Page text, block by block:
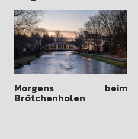
Morgens beim
Brötchenholen